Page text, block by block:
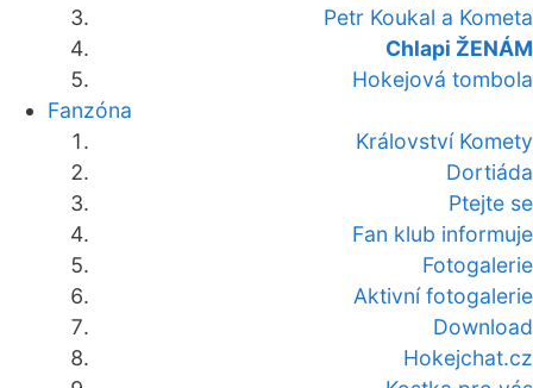
Petr Koukal a Kometa
Chlapi ŽENÁM
Hokejová tombola
Fanzóna
Království Komety
Dortiáda
Ptejte se
Fan klub informuje
Fotogalerie
Aktivní fotogalerie
Download
Hokejchat.cz